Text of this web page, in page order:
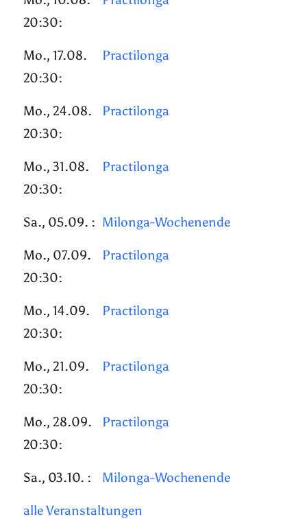
20:30:
Mo., 17.08.
20:30:
Practilonga
Mo., 24.08.
20:30:
Practilonga
Mo., 31.08.
20:30:
Practilonga
Sa., 05.09. : Milonga-Wochenende
Mo., 07.09.
20:30:
Practilonga
Mo., 14.09.
20:30:
Practilonga
Mo., 21.09.
20:30:
Practilonga
Mo., 28.09.
20:30:
Practilonga
Sa., 03.10. : Milonga-Wochenende
alle Veranstaltungen